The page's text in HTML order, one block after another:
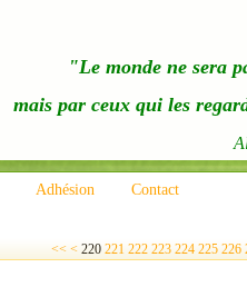
"Le monde ne sera
mais par ceux qui les
Adhésion Contact
<< < 200
210
220 221 222 223 224 225 226